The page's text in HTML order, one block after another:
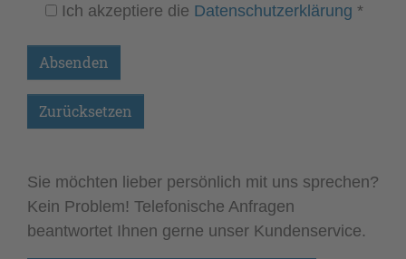
Ich akzeptiere die Datenschutz­erklärung *
Sie möchten lieber persönlich mit uns sprechen?
Kein Problem! Telefonische Anfragen
beantwortet Ihnen gerne unser Kundenservice.